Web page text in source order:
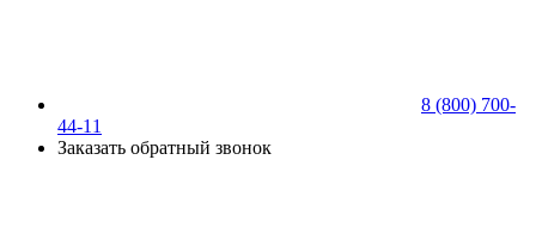
8 (800) 700-
44-11
Заказать обратный звонок